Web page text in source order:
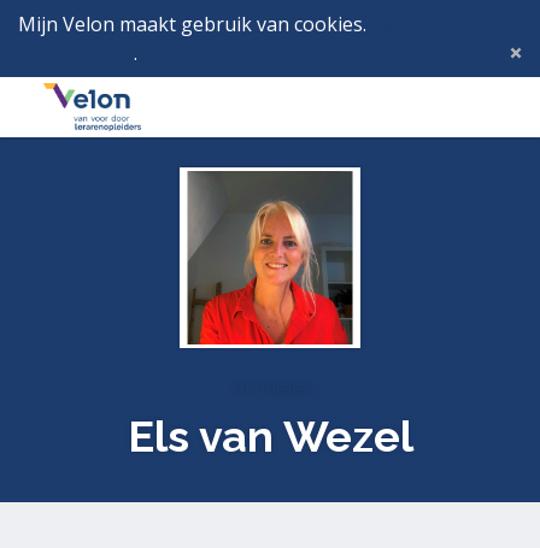
Mijn Velon maakt gebruik van cookies.
.
Menu
Els van Wezel